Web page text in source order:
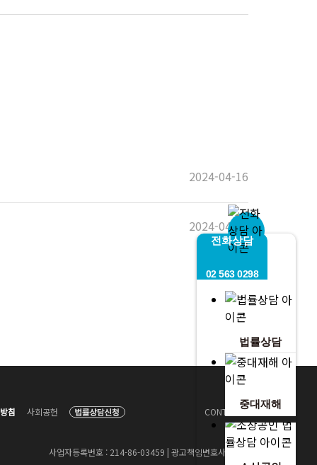
전화상담
02 563 0298
법률상담
중대재해
2024-04-16
2024-04-08
침 사회공헌 CONTACT US
사업자등록번호 : 214-86-03459 | 광고책임변호사 : 남동환